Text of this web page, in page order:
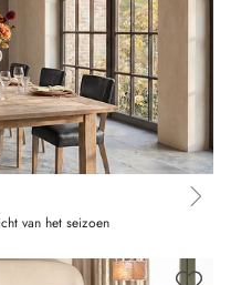
van het seizoen